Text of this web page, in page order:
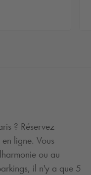
? Réservez
ligne. Vous
ou au
il n'y a que 5